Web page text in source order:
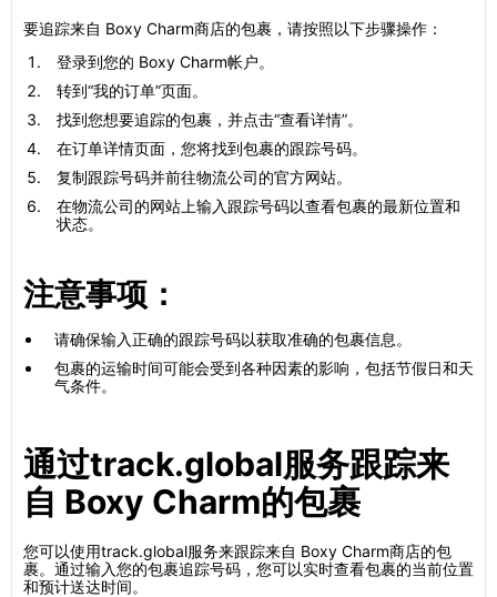
要追踪来自 Boxy Charm商店的包裹，请按照以下步骤操作：
登录到您的 Boxy Charm帐户。
转到“我的订单”页面。
找到您想要追踪的包裹，并点击“查看详情”。
在订单详情页面，您将找到包裹的跟踪号码。
复制跟踪号码并前往物流公司的官方网站。
在物流公司的网站上输入跟踪号码以查看包裹的最新位置和
状态。
注意事项：
请确保输入正确的跟踪号码以获取准确的包裹信息。
包裹的运输时间可能会受到各种因素的影响，包括节假日和天
气条件。
通过track.global服务跟踪来
自 Boxy Charm的包裹
您可以使用track.global服务来跟踪来自 Boxy Charm商店的包
裹。通过输入您的包裹追踪号码，您可以实时查看包裹的当前位置
和预计送达时间。